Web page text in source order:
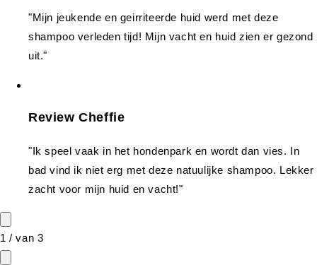
"Mijn jeukende en geirriteerde huid werd met deze
shampoo verleden tijd! Mijn vacht en huid zien er gezond
uit."
Review Cheffie
"Ik speel vaak in het hondenpark en wordt dan vies. In
bad vind ik niet erg met deze natuulijke shampoo. Lekker
zacht voor mijn huid en vacht!"
1 /van 3